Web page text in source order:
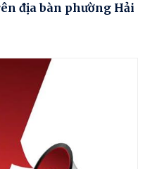
địa bàn phường Hải